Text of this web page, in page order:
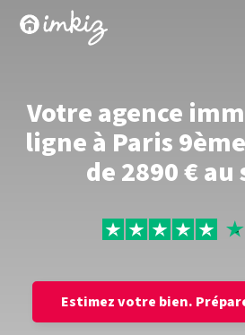
Votre agence
ligne à Paris
de 2890 € au
Estimez votre bien.